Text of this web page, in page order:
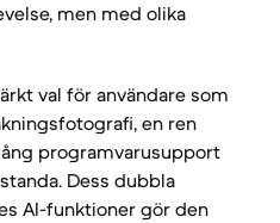
men med olika
val för användare som
en ren
programvarusupport
Dess dubbla
AI-funktioner gör den